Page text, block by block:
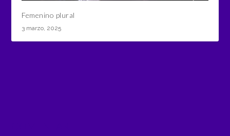
Femenino plural
3 marzo, 2025